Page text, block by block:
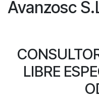
Avanzosc
LIBRE